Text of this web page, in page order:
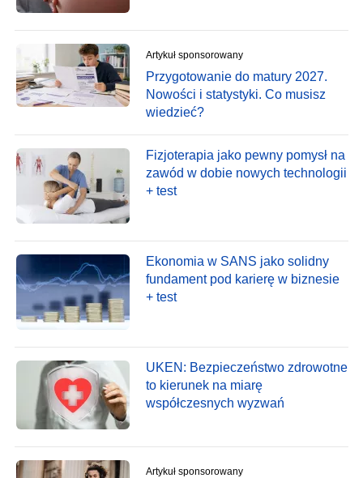
Artykuł sponsorowany
Przygotowanie do matury 2027.
Nowości i statystyki. Co musisz
wiedzieć?
Fizjoterapia jako pewny pomysł na
zawód w dobie nowych technologii
+ test
Ekonomia w SANS jako solidny
fundament pod karierę w biznesie
+ test
UKEN: Bezpieczeństwo zdrowotne
to kierunek na miarę
współczesnych wyzwań
Artykuł sponsorowany